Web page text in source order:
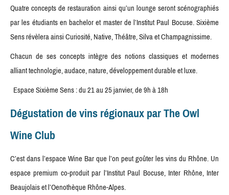
Quatre concepts de restauration ainsi qu’un lounge seront scénographiés
par les étudiants en bachelor et master de l’Institut Paul Bocuse. Sixième
Sens révèlera ainsi Curiosité, Native, Théâtre, Silva et Champagnissime.
Chacun de ses concepts intègre des notions classiques et modernes
alliant technologie, audace, nature, développement durable et luxe.
Espace Sixième Sens : du 21 au 25 janvier, de 9h à 18h
Dégustation de vins régionaux par The Owl
Wine Club
C’est dans l’espace Wine Bar que l’on peut goûter les vins du Rhône. Un
espace premium co-produit par l’Institut Paul Bocuse, Inter Rhône, Inter
Beaujolais et l’Oenothèque Rhône-Alpes.